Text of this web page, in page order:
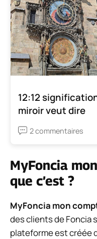
12:12
miroir veut dire
2 commentaires
MyFoncia
que c’est ?
MyFoncia mon
des clients de Foncia
plateforme est créée